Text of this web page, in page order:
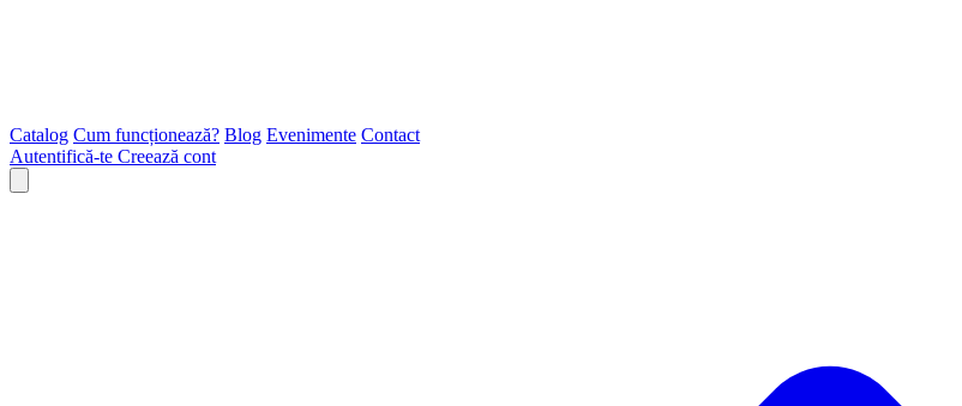
Catalog Cum funcționează? Blog Evenimente Contact
Autentifică-te Creează cont